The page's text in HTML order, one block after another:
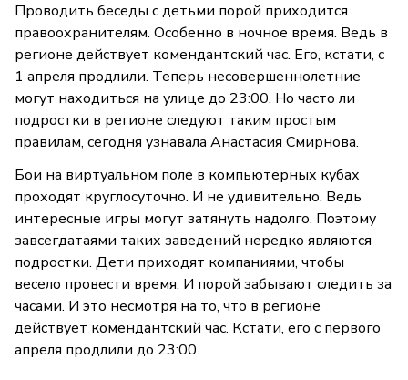
Проводить беседы с детьми порой приходится
правоохранителям. Особенно в ночное время. Ведь в
регионе действует комендантский час. Его, кстати, с
1 апреля продлили. Теперь несовершеннолетние
могут находиться на улице до 23:00. Но часто ли
подростки в регионе следуют таким простым
правилам, сегодня узнавала Анастасия Смирнова.
Бои на виртуальном поле в компьютерных кубах
проходят круглосуточно. И не удивительно. Ведь
интересные игры могут затянуть надолго. Поэтому
завсегдатаями таких заведений нередко являются
подростки. Дети приходят компаниями, чтобы
весело провести время. И порой забывают следить за
часами. И это несмотря на то, что в регионе
действует комендантский час. Кстати, его с первого
апреля продлили до 23:00.